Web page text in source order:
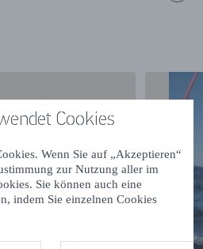
Cookies
Wenn Sie auf „Akzeptieren“
zur Nutzung aller im
Sie können auch eine
indem Sie einzelnen Cookies